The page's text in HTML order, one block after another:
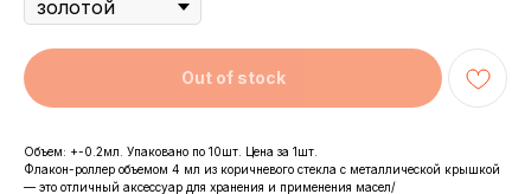
Out of stock
Объем: +-0.2мл. Упаковано по 10шт. Цена за 1шт.
Флакон-роллер объемом 4 мл из коричневого стекла с металлической крышкой
— это отличный аксессуар для хранения и применения масел/